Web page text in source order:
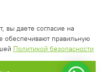
вы даете согласие на
обеспечивают правильную
Политикой безопасности